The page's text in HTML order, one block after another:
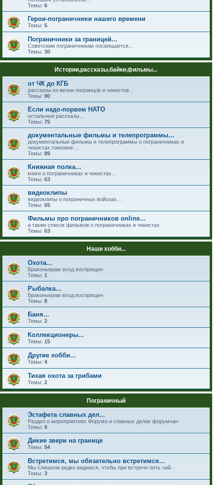
Темы: 6
Герои-пограничники нашего времени
Темы: 5
Пограничники за границей...
Советским пограничникам посвящается...
Темы: 30
Истории,рассказы,байки,фильмы...
от ЧК до КГБ
рассказы из жизни погранцов и чекистов...
Темы: 90
Если надо-порвем НАТО
остальные рассказы...
Темы: 75
документальные фильмы и телепрограммы...
документальные фильмы и телепрограммы о пограничниках и
чекистах,таможне....
Темы: 89
Книжная полка...
книги о пограничниках и чекистах...
Темы: 63
видеоклипы
видеоклипы о пограничных войсках...
Темы: 65
Фильмы про пограничников online...
а также список фильмов о пограничниках и чекистах
Темы: 63
Наши хобби...
Охота...
Браконьерам вход воспрещен
Темы: 1
Рыбалка...
Браконьерам вход воспрещен
Темы: 8
Баня...
Темы: 2
Коллекционеры...
Темы: 15
Другие хобби...
Темы: 4
Тихая охота за грибами
Темы: 2
Пограничный
Эстафета славных дел...
Раздел о мероприятиях Форума и славных делах форумчан
Темы: 9
Дикие звери на границе
Темы: 54
Встретимся, мы обязательно встретимся...
Мы слишком редко видимся, чтобы при встрече пить чай.
Темы: 3